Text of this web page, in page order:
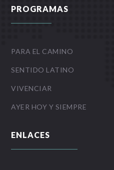
PROGRAMAS
PARA EL CAMINO
SENTIDO LATINO
VIVENCIAR
AYER HOY Y SIEMPRE
ENLACES